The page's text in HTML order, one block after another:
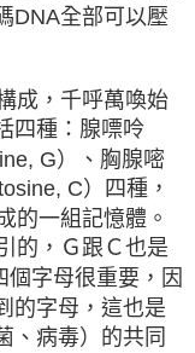
DNA全部可以壓
成，千呼萬喚始
四種：腺嘌呤
G）、胸腺嘧
C）四種，
的一組記憶體。
的，Ｇ跟Ｃ也是
字母很重要，因
的字母，這也是
、病毒）的共同